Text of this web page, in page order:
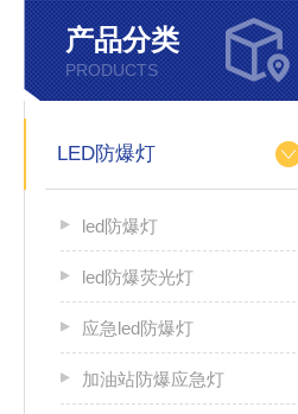
产品分类
PRODUCTS
LED防爆灯
led防爆灯
led防爆荧光灯
应急led防爆灯
加油站防爆应急灯